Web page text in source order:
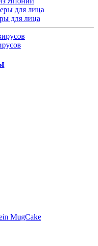
для лица
MugCake